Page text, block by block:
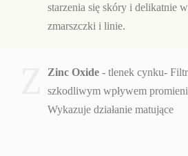
starzenia się skóry i delikatnie
zmarszczki i linie.
Zinc Oxide - tlenek cynku-
szkodliwym wpływem
Wykazuje działanie matujące